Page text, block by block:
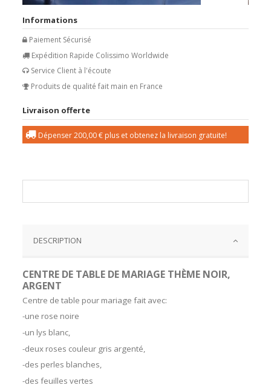
Informations
Paiement Sécurisé
Expédition Rapide Colissimo Worldwide
Service Client à l'écoute
Produits de qualité fait main en France
Livraison offerte
Dépenser200,00 € plus et obtenez la livraison gratuite!
DESCRIPTION
CENTRE DE TABLE DE MARIAGE THÈME NOIR,
ARGENT
Centre de table pour mariage fait avec:
-une rose noire
-un lys blanc,
-deux roses couleur gris argenté,
-des perles blanches,
-des feuilles vertes